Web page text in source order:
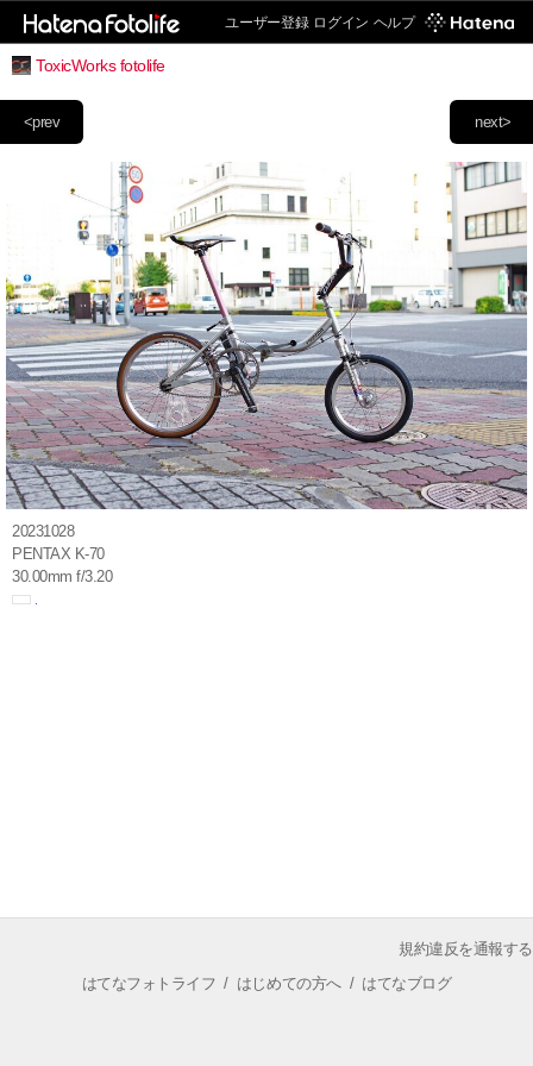
ユーザー登録 ログイン ヘルプ
ToxicWorks fotolife
next>
<prev
20231028
PENTAX K-70
30.00mm f/3.20
規約違反を通報する
はてなフォトライフ / はじめての方へ/ はてなブログ